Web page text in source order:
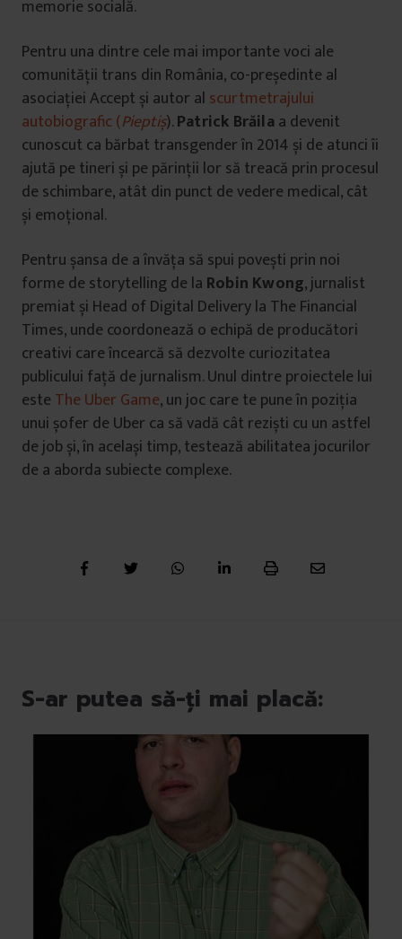
memorie socială.
Pentru una dintre cele mai importante voci ale
comunității trans din România, co-președinte al
asociației Accept și autor al scurtmetrajului
autobiografic (Pieptiș).Patrick Brăila a devenit
cunoscut ca bărbat transgender în 2014 și de atunci îi
ajută pe tineri și pe părinții lor să treacă prin procesul
de schimbare, atât din punct de vedere medical, cât
și emoțional.
Pentru șansa de a învăța să spui povești prin noi
forme de storytelling de la Robin Kwong, jurnalist
premiat și Head of Digital Delivery la The Financial
Times, unde coordonează o echipă de producători
creativi care încearcă să dezvolte curiozitatea
publicului față de jurnalism. Unul dintre proiectele lui
este The Uber Game, un joc care te pune în poziția
unui șofer de Uber ca să vadă cât reziști cu un astfel
de job și, în același timp, testează abilitatea jocurilor
de a aborda subiecte complexe.
S-ar putea să-ți mai placă: